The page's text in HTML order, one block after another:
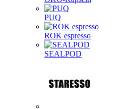
PUQ
ROK espresso
SEALPOD